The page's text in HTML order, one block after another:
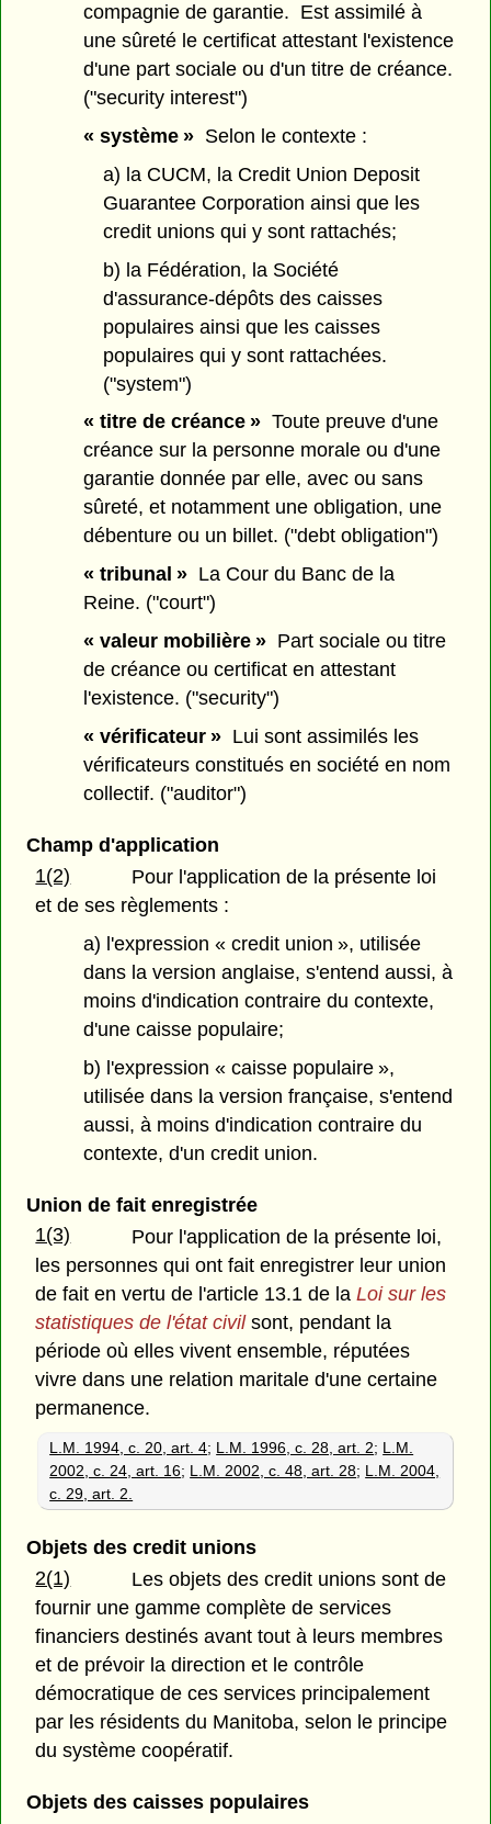
compagnie de garantie. Est assimilé à
une sûreté le certificat attestant l'existence
d'une part sociale ou d'un titre de créance.
("security interest")
« système » Selon le contexte :
a) la CUCM, la Credit Union Deposit
Guarantee Corporation ainsi que les
credit unions qui y sont rattachés;
b) la Fédération, la Société
d'assurance-dépôts des caisses
populaires ainsi que les caisses
populaires qui y sont rattachées.
("system")
« titre de créance » Toute preuve d'une
créance sur la personne morale ou d'une
garantie donnée par elle, avec ou sans
sûreté, et notamment une obligation, une
débenture ou un billet. ("debt obligation")
« tribunal » La Cour du Banc de la
Reine. ("court")
« valeur mobilière » Part sociale ou titre
de créance ou certificat en attestant
l'existence. ("security")
« vérificateur » Lui sont assimilés les
vérificateurs constitués en société en nom
collectif. ("auditor")
Champ d'application
1(2)
Pour l'application de la présente loi
et de ses règlements :
a) l'expression « credit union », utilisée
dans la version anglaise, s'entend aussi, à
moins d'indication contraire du contexte,
d'une caisse populaire;
b) l'expression « caisse populaire »,
utilisée dans la version française, s'entend
aussi, à moins d'indication contraire du
contexte, d'un credit union.
Union de fait enregistrée
1(3)
Pour l'application de la présente loi,
les personnes qui ont fait enregistrer leur union
de fait en vertu de l'article 13.1 de laLoi sur les
statistiques de l'état civilsont, pendant la
période où elles vivent ensemble, réputées
vivre dans une relation maritale d'une certaine
permanence.
L.M. 1994, c. 20, art. 4; L.M. 1996, c. 28, art. 2; L.M.
2002, c. 24, art. 16; L.M. 2002, c. 48, art. 28; L.M. 2004,
c. 29, art. 2.
Objets des credit unions
2(1)
Les objets des credit unions sont de
fournir une gamme complète de services
financiers destinés avant tout à leurs membres
et de prévoir la direction et le contrôle
démocratique de ces services principalement
par les résidents du Manitoba, selon le principe
du système coopératif.
Objets des caisses populaires